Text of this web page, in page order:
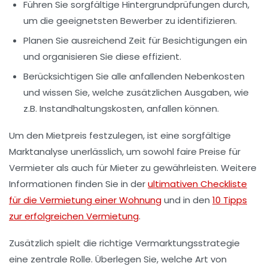
Führen Sie sorgfältige Hintergrundprüfungen durch,
um die geeignetsten Bewerber zu identifizieren.
Planen Sie ausreichend Zeit für Besichtigungen ein
und organisieren Sie diese effizient.
Berücksichtigen Sie alle anfallenden Nebenkosten
und wissen Sie, welche zusätzlichen Ausgaben, wie
z.B. Instandhaltungskosten, anfallen können.
Um den Mietpreis festzulegen, ist eine sorgfältige
Marktanalyse unerlässlich, um sowohl faire Preise für
Vermieter als auch für Mieter zu gewährleisten. Weitere
Informationen finden Sie in derultimativen Checkliste
für die Vermietung einer Wohnungund in den 10 Tipps
zur erfolgreichen Vermietung.
Zusätzlich spielt die richtige Vermarktungsstrategie
eine zentrale Rolle. Überlegen Sie, welche Art von